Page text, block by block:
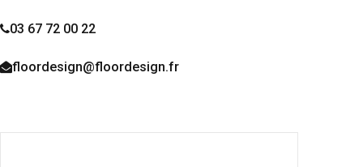
03 67 72 00 22
floordesign@floordesign.fr